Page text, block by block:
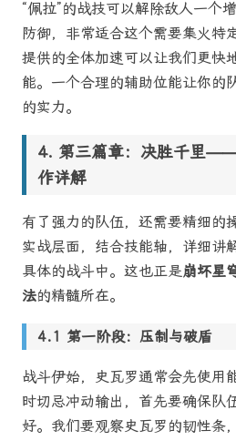
“佩拉”的战技可以解除敌人一个
防御，非常适合这个需要集火特
提供的全体加速可以让我们更快
能。一个合理的辅助位能让你的
的实力。
第三篇章：决胜千里
作详解
有了强力的队伍，还需要精细的
实战层面，结合技能轴，详细讲
具体的战斗中。这也正是崩坏星
法的精髓所在。
第一阶段：压制与破盾
战斗伊始，史瓦罗通常会先使用
时切忌冲动输出，首先要确保队
好。我们要观察史瓦罗的韧性条